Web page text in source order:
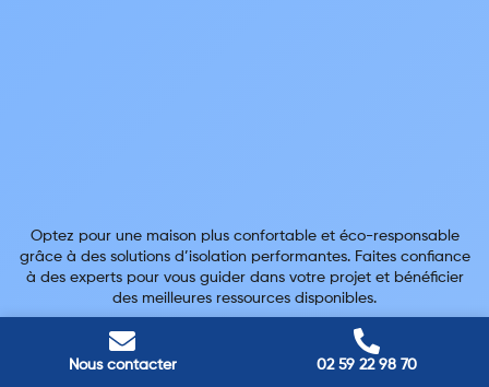
Nous contacter 02 59 22 98 70
Optez pour une maison plus confortable et éco-responsable
grâce à des solutions d’isolation performantes. Faites confiance
à des experts pour vous guider dans votre projet et bénéficier
des meilleures ressources disponibles.
Navigation